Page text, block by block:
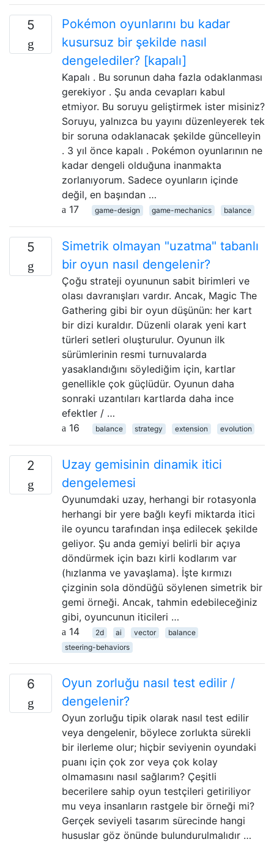
5
Pokémon oyunlarını bu kadar
kusursuz bir şekilde nasıl
dengelediler? [kapalı]
Kapalı . Bu sorunun daha fazla odaklanması
gerekiyor . Şu anda cevapları kabul
etmiyor. Bu soruyu geliştirmek ister misiniz?
Soruyu, yalnızca bu yayını düzenleyerek tek
bir soruna odaklanacak şekilde güncelleyin
. 3 yıl önce kapalı . Pokémon oyunlarının ne
kadar dengeli olduğuna inanmakta
zorlanıyorum. Sadece oyunların içinde
değil, en başından …
17
game-design game-mechanics balance
5
Simetrik olmayan "uzatma" tabanlı
bir oyun nasıl dengelenir?
Çoğu strateji oyununun sabit birimleri ve
olası davranışları vardır. Ancak, Magic The
Gathering gibi bir oyun düşünün: her kart
bir dizi kuraldır. Düzenli olarak yeni kart
türleri setleri oluşturulur. Oyunun ilk
sürümlerinin resmi turnuvalarda
yasaklandığını söylediğim için, kartlar
genellikle çok güçlüdür. Oyunun daha
sonraki uzantıları kartlarda daha ince
efektler / …
16
balance strategy extension evolution
2
Uzay gemisinin dinamik itici
dengelemesi
Oyunumdaki uzay, herhangi bir rotasyonla
herhangi bir yere bağlı keyfi miktarda itici
ile oyuncu tarafından inşa edilecek şekilde
geliyor. Şu anda gemiyi belirli bir açıya
döndürmek için bazı kirli kodlarım var
(hızlanma ve yavaşlama). İşte kırmızı
çizginin sola döndüğü söylenen simetrik bir
gemi örneği. Ancak, tahmin edebileceğiniz
gibi, oyuncunun iticileri …
14
2d ai vector
balance
steering-behaviors
6
Oyun zorluğu nasıl test edilir /
dengelenir?
Oyun zorluğu tipik olarak nasıl test edilir
veya dengelenir, böylece zorlukta sürekli
bir ilerleme olur; hiçbir seviyenin oyundaki
puanı için çok zor veya çok kolay
olmamasını nasıl sağlarım? Çeşitli
becerilere sahip oyun testçileri getiriliyor
mu veya insanların rastgele bir örneği mi?
Gerçek seviyeli tasarım sürecinde hangi
hususlar göz önünde bulundurulmalıdır …